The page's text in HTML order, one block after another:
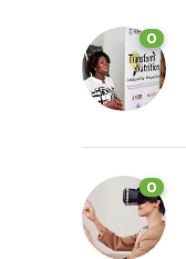
0
0